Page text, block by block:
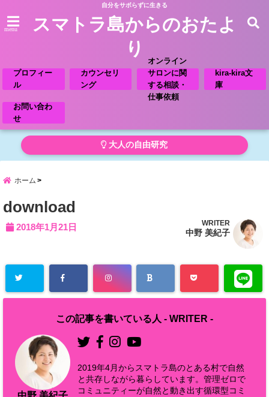
自分をサボらずに生きる
menu
スマトラ島からのおたよ
り
プロフィー
ル
カウンセリ
ング
オンライン
サロンに関
する相談・
仕事依頼
kira-kira文
庫
お問い合わ
せ
大人の自由研究
ホーム
download
2018年1月21日 WRITER
中野 美紀子
この記事を書いている人 - WRITER -
2019年4月からスマトラ島のとある村で自然
と共存しながら暮らしています。管理ゼロで
コミュニティーが自然と動き出す循環型コミ